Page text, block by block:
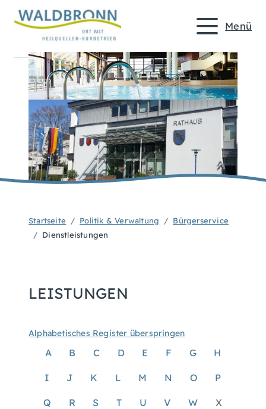
Menü
Startseite Politik & Verwaltung
Bürgerservice
Dienstleistungen
LEISTUNGEN
Alphabetisches Register überspringen
A B C D E F G H
I J K L M N O P
Q R S T U V W X